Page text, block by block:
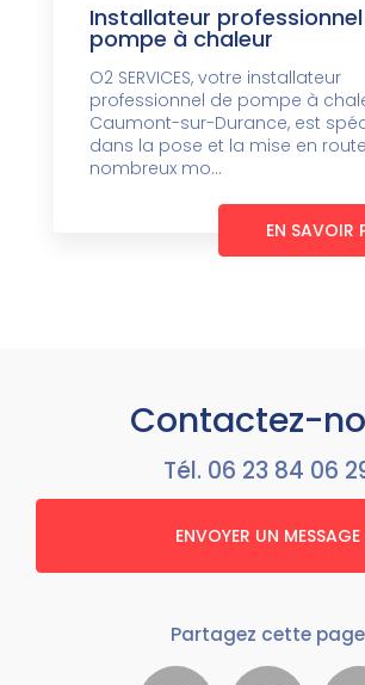
Installateur
pompe à chaleur
O2 SERVICES, votre installateur
professionnel de pompe à
Caumont-sur-Durance, est
dans la pose et la mise en
nombreux mo...
EN SAVOIR
Contactez-
Tél. 06 23 84 06
ENVOYER UN MESSAGE
Partagez cette page
Facebook